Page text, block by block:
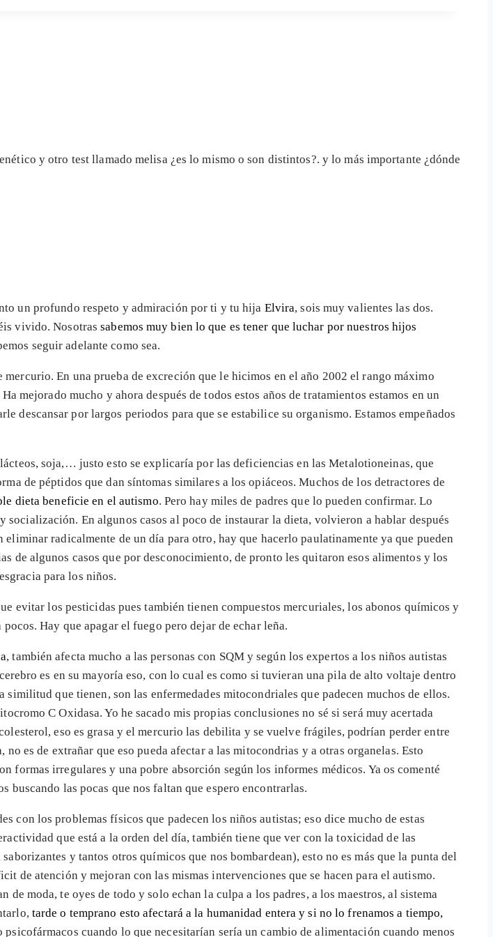
y otro test llamado melisa ¿es lo mismo o son distintos?. y lo más importante ¿dónde
un profundo respeto y admiración por ti y tu hija Elvira, sois muy valientes las dos.
vivido. Nosotrassabemos muy bien lo que es tener que luchar por nuestros hijos
seguir adelante como sea.
En una prueba de excreción que le hicimos en el año 2002 el rango máximo
mejorado mucho y ahora después de todos estos años de tratamientos estamos en un
descansar por largos periodos para que se estabilice su organismo. Estamos empeñados
soja,… justo esto se explicaría por las deficiencias en las Metalotioneinas, que
de péptidos que dan síntomas similares a los opiáceos. Muchos de los detractores de
dieta beneficie en el autismo. Pero hay miles de padres que lo pueden confirmar. Lo
En algunos casos al poco de instaurar la dieta, volvieron a hablar después
radicalmente de un día para otro, hay que hacerlo paulatinamente ya que pueden
de algunos casos que por desconocimiento, de pronto les quitaron esos alimentos y los
para los niños.
evitar los pesticidas pues también tienen compuestos mercuriales, los abonos químicos y
Hay que apagar el fuego pero dejar de echar leña.
, también afecta mucho a las personas con SQM y según los expertos a los niños autistas
es en su mayoría eso, con lo cual es como si tuvieran una pila de alto voltaje dentro
que tienen, son las enfermedades mitocondriales que padecen muchos de ellos.
C Oxidasa. Yo he sacado mis propias conclusiones no sé si será muy acertada
eso es grasa y el mercurio las debilita y se vuelve frágiles, podrían perder entre
es de extrañar que eso pueda afectar a las mitocondrias y a otras organelas. Esto
formas irregulares y una pobre absorción según los informes médicos. Ya os comenté
buscando las pocas que nos faltan que espero encontrarlas.
los problemas físicos que padecen los niños autistas; eso dice mucho de estas
que está a la orden del día, también tiene que ver con la toxicidad de las
y tantos otros químicos que nos bombardean), esto no es más que la punta del
de atención y mejoran con las mismas intervenciones que se hacen para el autismo.
moda, te oyes de todo y solo echan la culpa a los padres, a los maestros, al sistema
tarde o temprano esto afectará a la humanidad entera y si no lo frenamos a tiempo,
psicofármacos cuando lo que necesitarían sería un cambio de alimentación cuando menos